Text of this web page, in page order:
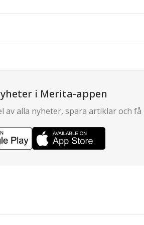
i Merita-appen
av alla nyheter, spara artiklar och få